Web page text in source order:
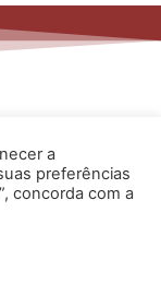
a
preferências
concorda com a